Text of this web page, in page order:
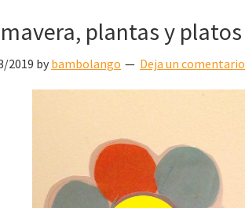
plantas y platos
2019 by bambolango Deja un comentario